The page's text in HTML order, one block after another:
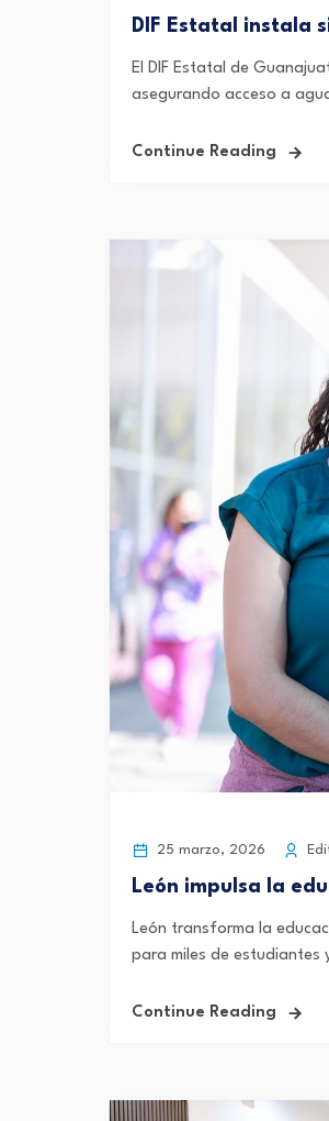
DIF Estatal instala
El DIF Estatal de
asegurando acceso a
Continue Reading
25 marzo, 2026
León impulsa la
León transforma la
para miles de estudiantes
Continue Reading